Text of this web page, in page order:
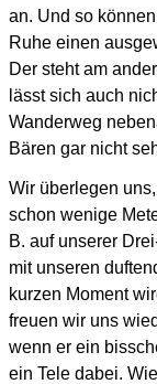
an. Und so
Ruhe einen
Der steht am
lässt sich auch
Wanderweg
Bären gar nicht
Wir überlegen
schon wenige
B. auf unserer
mit unseren
kurzen Moment
freuen wir uns
wenn er ein
ein Tele dabei.